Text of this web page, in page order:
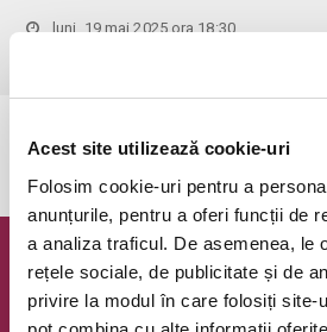
Acest site utilizează cookie-uri
Folosim cookie-uri pentru a
anunțurile, pentru a oferi funcții de
a analiza traficul. De asemenea, le
rețele sociale, de publicitate și de
privire la modul în care folosiți site-
luni, 19 mai 2025 ora 18:30
Evenimentul a
Newsletter @
Oferte exclusive si o editie